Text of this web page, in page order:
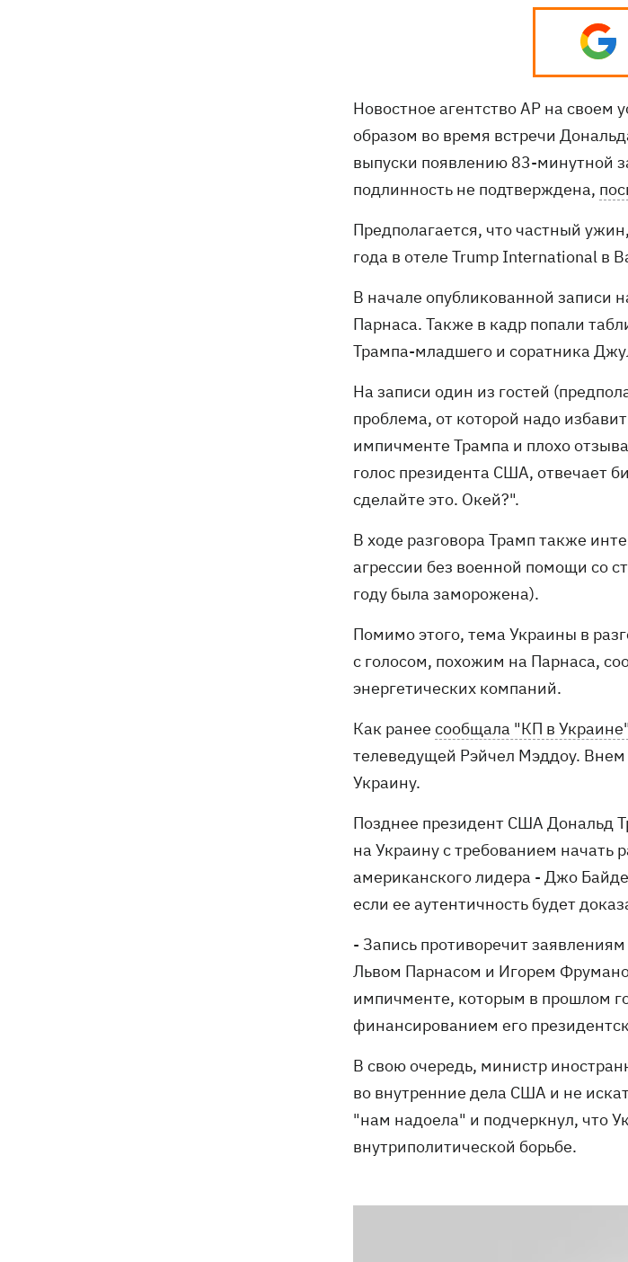
Новостное агентство AP на своем
образом во время встречи
выпуски появлению 83-минутной
подлинность не подтверждена,
Предполагается, что частный
года в отеле Trump International в
В начале опубликованной записи
Парнаса. Также в кадр попали
Трампа-младшего и соратника
На записи один из гостей
проблема, от которой надо
импичменте Трампа и плохо
голос президента США, отвечает
сделайте это. Окей?".
В ходе разговора Трамп также
агрессии без военной помощи со
году была заморожена).
Помимо этого, тема Украины в
с голосом, похожим на Парнаса,
энергетических компаний.
Как ранее сообщала "КП в Украине"
телеведущей Рэйчел Мэддоу. Внем
Украину.
Позднее президент США Дональд
на Украину с требованием начать
американского лидера - Джо
если ее аутентичность будет
- Запись противоречит
Львом Парнасом и Игорем
импичменте, которым в прошлом
финансированием его
В свою очередь, министр
во внутренние дела США и не
"нам надоела" и подчеркнул, что
внутриполитической борьбе.